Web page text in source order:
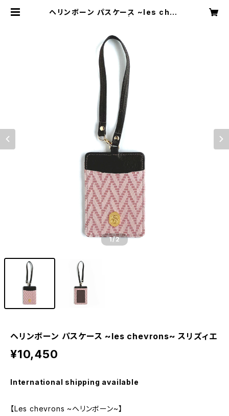
ヘリンボーン パスケース ~les chev
1/2
ヘリンボーン パスケース ~les chevrons~ スリズィエ
¥10,450
International shipping available
【Les chevrons ~ヘリンボーン~】